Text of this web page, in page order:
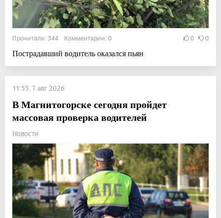
Прочитали: 344 Комментарии: 0 0 0
Пострадавший водитель оказался пьян
11:55, 7 авг 2026
В Магнитогорске сегодня пройдет
массовая проверка водителей
Новости